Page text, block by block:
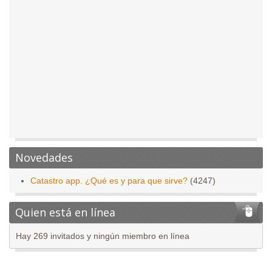
Novedades
Catastro app. ¿Qué es y para que sirve? (4247)
Quien está en línea
Hay 269 invitados y ningún miembro en línea